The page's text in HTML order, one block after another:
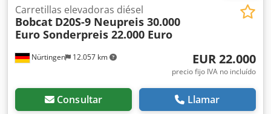
Nürtingen 12.057 km
Carretillas elevadoras diésel
Bobcat D20S-9 Neupreis 30.000
Euro Sonderpreis 22.000 Euro
EUR 22.000
precio fijo IVA no incluído
Consultar Llamar